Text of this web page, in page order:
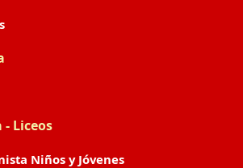
- Liceos
Niños y Jóvenes